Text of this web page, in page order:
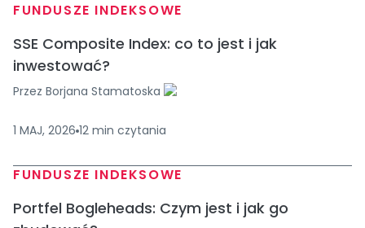
FUNDUSZE INDEKSOWE
SSE Composite Index: co to jest i jak
inwestować?
Przez Borjana Stamatoska
1 MAJ, 2026 12 min czytania
FUNDUSZE INDEKSOWE
Portfel Bogleheads: Czym jest i jak go